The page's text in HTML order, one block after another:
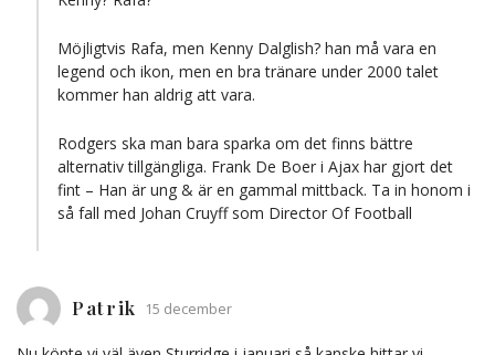
Möjligtvis Rafa, men Kenny Dalglish? han må vara en
legend och ikon, men en bra tränare under 2000 talet
kommer han aldrig att vara.
Rodgers ska man bara sparka om det finns bättre
alternativ tillgängliga. Frank De Boer i Ajax har gjort det
fint – Han är ung & är en gammal mittback. Ta in honom i
så fall med Johan Cruyff som Director Of Football
Patrik 15 december